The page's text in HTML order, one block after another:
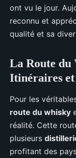
ont vu le jour.
reconnu et
qualité et sa
La Route du
Itinéraires et
Pour les
route du whisky
réalité. Cette
plusieurs
profitant des